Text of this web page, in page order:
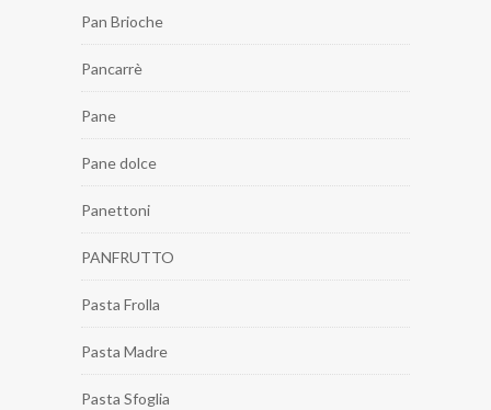
Pan Brioche
Pancarrè
Pane
Pane dolce
Panettoni
PANFRUTTO
Pasta Frolla
Pasta Madre
Pasta Sfoglia